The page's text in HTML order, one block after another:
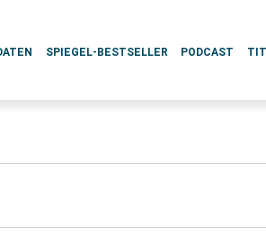
SPIEGEL-BESTSELLER PODCAST